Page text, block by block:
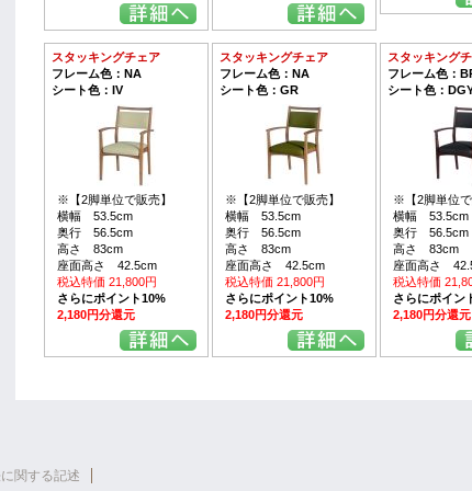
スタッキングチェア
フレーム色：NA
シート色：IV
※【2脚単位で販売】
横幅 53.5cm
奥行 56.5cm
高さ 83cm
座面高さ 42.5cm
税込特価 21,800円
さらにポイント10%
2,180円分還元
スタッキングチェア
フレーム色：NA
シート色：GR
※【2脚単位で販売】
横幅 53.5cm
奥行 56.5cm
高さ 83cm
座面高さ 42.5cm
税込特価 21,800円
さらにポイント10%
2,180円分還元
スタッキング
フレーム色：
シート色：
※【2脚単位で
横幅 53.5cm
奥行 56.5cm
高さ 83cm
座面高さ
税込特価
さらにポイン
2,180円分還元
関する記述